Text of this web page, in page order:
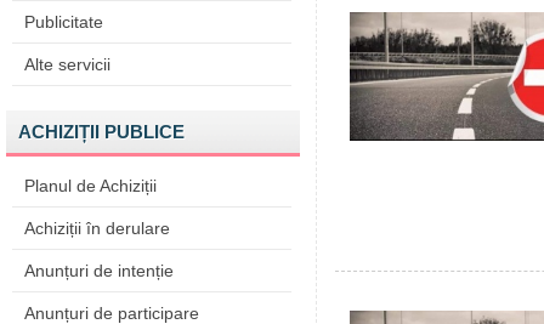
Publicitate
Alte servicii
ACHIZIȚII PUBLICE
Planul de Achiziții
Achiziții în derulare
Anunțuri de intenție
Anunțuri de participare